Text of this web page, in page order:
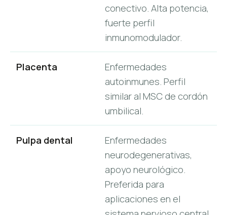
conectivo. Alta potencia,
fuerte perfil
inmunomodulador.
Placenta
Enfermedades
autoinmunes. Perfil
similar al MSC de cordón
umbilical.
Pulpa dental
Enfermedades
neurodegenerativas,
apoyo neurológico.
Preferida para
aplicaciones en el